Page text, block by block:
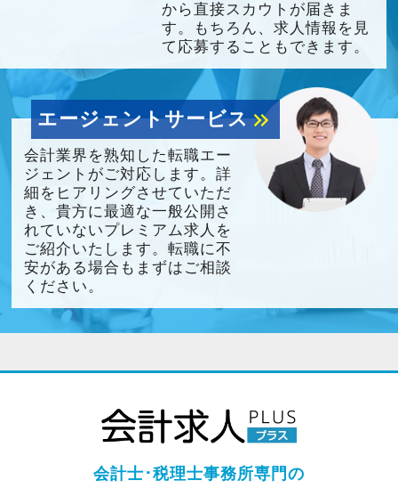
から直接スカウトが届きま
す。もちろん、求人情報を見
て応募することもできます。
エージェントサービスkeyboard_double_arrow_right
会計業界を熟知した転職エー
ジェントがご対応します。詳
細をヒアリングさせていただ
き、貴方に最適な一般公開さ
れていないプレミアム求人を
ご紹介いたします。転職に不
安がある場合もまずはご相談
ください。
会計士･税理士事務所専門の